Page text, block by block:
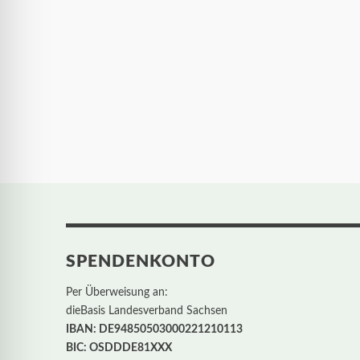
SPENDENKONTO
Per Überweisung an:
dieBasis Landesverband Sachsen
IBAN: DE94850503000221210113
BIC: OSDDDE81XXX